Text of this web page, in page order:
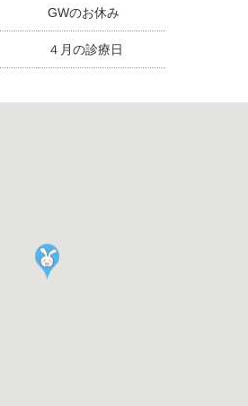
GWのお休み
４月の診療日